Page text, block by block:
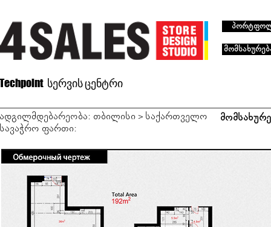
Techpoint სერვის ცენტრი
ადგილმდებარეობა: თბილისი > საქართველო
სავაჭრო ფართი: